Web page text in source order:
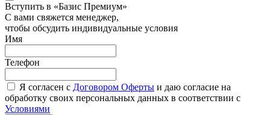
Вступить в «Базис Премиум»
С вами свяжется менеджер,
чтобы обсудить индивидуальные условия
Имя
Телефон
Я согласен с Договором Оферты и даю согласие на
обработку своих персональных данных в соответствии с
Условиями